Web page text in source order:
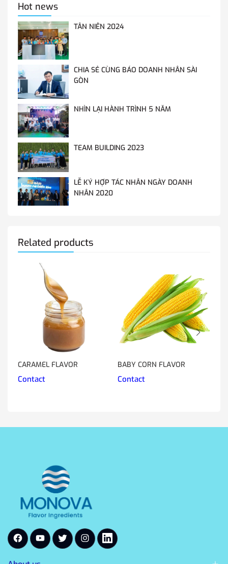
Hot news
TÂN NIÊN 2024
CHIA SẺ CÙNG BÁO DOANH NHÂN SÀI
GÒN
NHÌN LẠI HÀNH TRÌNH 5 NĂM
TEAM BUILDING 2023
LỄ KÝ HỢP TÁC NHÂN NGÀY DOANH
NHÂN 2020
Related products
CARAMEL FLAVOR
Contact
BABY CORN FLAVOR
Contact